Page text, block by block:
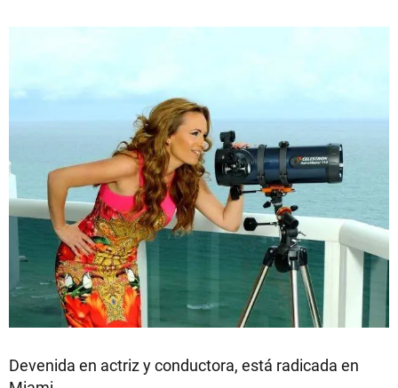
Devenida en actriz y conductora, está radicada en